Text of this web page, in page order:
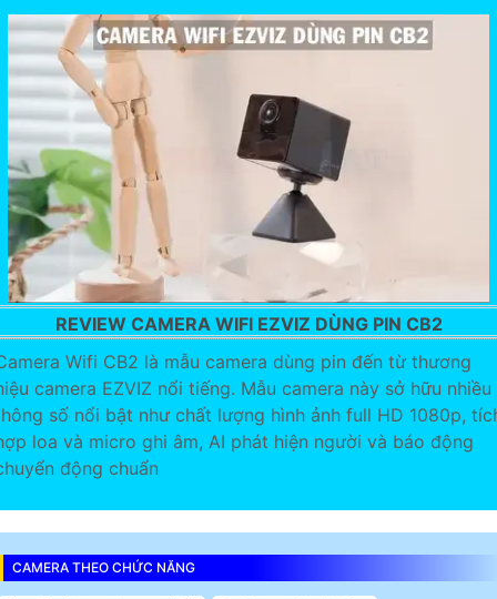
REVIEW CAMERA WIFI EZVIZ DÙNG PIN CB2
Wifi CB2 là mẫu camera dùng pin đến từ thương
camera EZVIZ nổi tiếng. Mẫu camera này sở hữu nhiều
số nổi bật như chất lượng hình ảnh full HD 1080p,
loa và micro ghi âm, AI phát hiện người và báo động
động chuẩn
CAMERA THEO CHỨC NĂNG